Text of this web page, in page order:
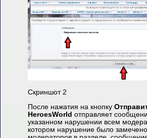
Скриншот 2
После нажатия на кнопку
HeroesWorld отправляет
указанном нарушении всем
котором нарушение было замечено